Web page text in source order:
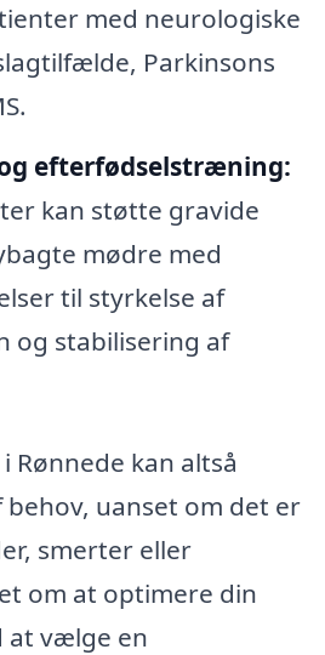
med neurologiske
Parkinsons
efterfødselstræning:
kan støtte gravide
mødre med
til styrkelse af
og stabilisering af
Rønnede kan altså
uanset om det er
smerter eller
om at optimere din
at vælge en